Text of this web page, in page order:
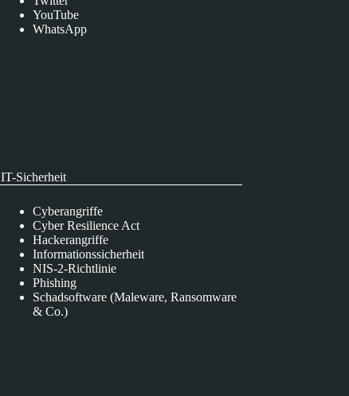
YouTube
WhatsApp
IT-Sicherheit
Cyberangriffe
Cyber Resilience Act
Hackerangriffe
Informationssicherheit
NIS-2-Richtlinie
Phishing
Schadsoftware (Maleware, Ransomware
& Co.)